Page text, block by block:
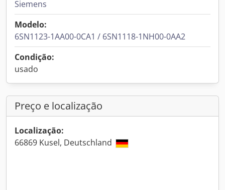
Siemens
Modelo:
6SN1123-1AA00-0CA1 / 6SN1118-1NH00-0AA2
Condição:
usado
Preço e localização
Localização:
66869 Kusel, Deutschland